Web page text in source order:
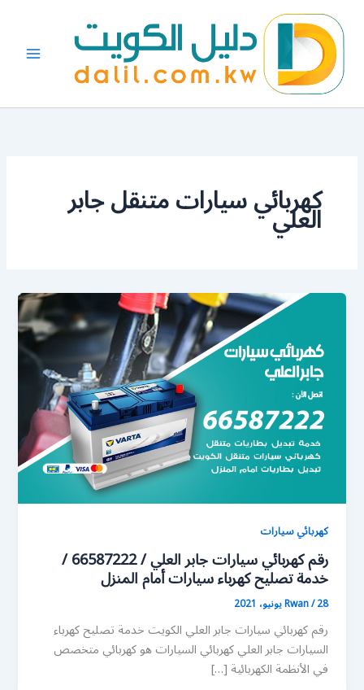
المحتوى
كهربائي سيارات متنقل جابر
العلي
كهربائي سيارات
رقم كهربائي سيارات جابر العلي / 66587222 /
خدمة تصليح كهرباء سيارات أمام المنزل
Rwan/28 يونيو، 2021
رقم كهربائي سيارات جابر العلي الكويت خدمة تصليح كهرباء
السيارات جابر العلي كهربائي السيارات هو كهربائي متخصص
في الأنظمة الكهربائية […]